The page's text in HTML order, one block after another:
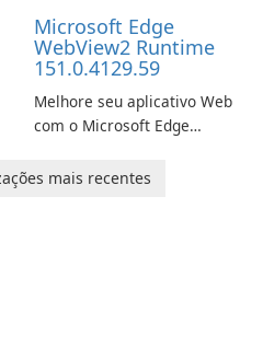
Microsoft Edge
WebView2 Runtime
151.0.4129.59
Melhore seu aplicativo Web
com o Microsoft Edge
mais recentes